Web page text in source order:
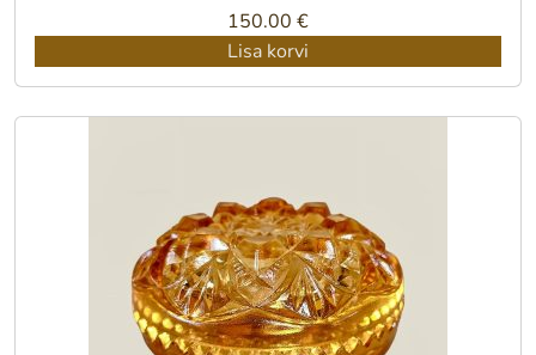
150.00 €
Lisa korvi